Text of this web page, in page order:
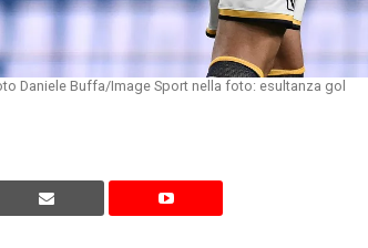
Daniele Buffa/Image Sport nella foto: esultanza gol